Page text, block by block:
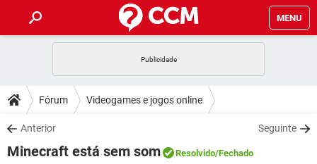
MENU
CELULAR FACEBOOK
OUTLOOK
INSTAGRAM GMAIL
DICAS
JOGOS WHATSAPP
DOWNLOADS
JOGOS WHATSAPP
Fórum Videogames e jogos online
Anterior Seguinte
Minecraft está sem som Resolvido/Fechado